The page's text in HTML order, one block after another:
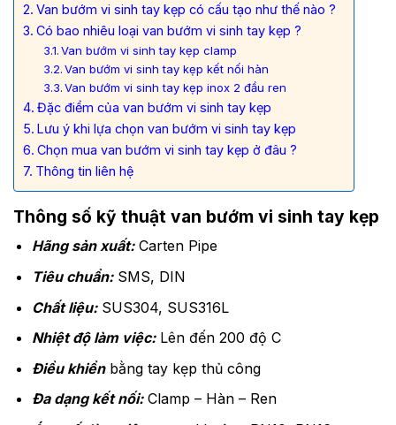
Van bướm vi sinh tay kẹp có cấu tạo như thế nào ?
Có bao nhiêu loại van bướm vi sinh tay kẹp ?
Van bướm vi sinh tay kẹp clamp
Van bướm vi sinh tay kẹp kết nối hàn
Van bướm vi sinh tay kẹp inox 2 đầu ren
Đặc điểm của van bướm vi sinh tay kẹp
Lưu ý khi lựa chọn van bướm vi sinh tay kẹp
Chọn mua van bướm vi sinh tay kẹp ở đâu ?
Thông tin liên hệ
Thông số kỹ thuật van bướm vi sinh tay kẹp
Hãng sản xuất:Carten Pipe
Tiêu chuẩn:SMS, DIN
Chất liệu: SUS304, SUS316L
Nhiệt độ làm việc: Lên đến 200 độ C
Điều khiểnbằng tay kẹp thủ công
Đa dạng kết nối:Clamp – Hàn – Ren